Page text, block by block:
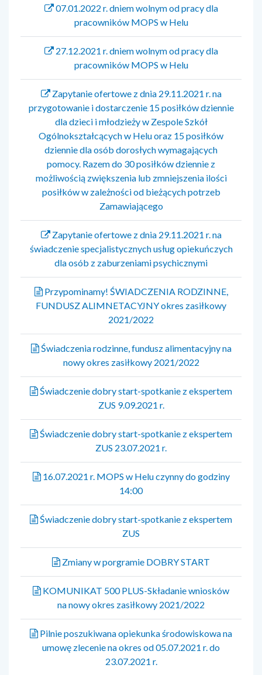
07.01.2022 r. dniem wolnym od pracy dla
pracowników MOPS w Helu
27.12.2021 r. dniem wolnym od pracy dla
pracowników MOPS w Helu
Zapytanie ofertowe z dnia 29.11.2021 r. na
przygotowanie i dostarczenie 15 posiłków dziennie
dla dzieci i młodzieży w Zespole Szkół
Ogólnokształcących w Helu oraz 15 posiłków
dziennie dla osób dorosłych wymagających
pomocy. Razem do 30 posiłków dziennie z
możliwością zwiększenia lub zmniejszenia ilości
posiłków w zależności od bieżących potrzeb
Zamawiającego
Zapytanie ofertowe z dnia 29.11.2021 r. na
świadczenie specjalistycznych usług opiekuńczych
dla osób z zaburzeniami psychicznymi
Przypominamy! ŚWIADCZENIA RODZINNE,
FUNDUSZ ALIMNETACYJNY okres zasiłkowy
2021/2022
Świadczenia rodzinne, fundusz alimentacyjny na
nowy okres zasiłkowy 2021/2022
Świadczenie dobry start-spotkanie z ekspertem
ZUS 9.09.2021 r.
Świadczenie dobry start-spotkanie z ekspertem
ZUS 23.07.2021 r.
16.07.2021 r. MOPS w Helu czynny do godziny
14:00
Świadczenie dobry start-spotkanie z ekspertem
ZUS
Zmiany w porgramie DOBRY START
KOMUNIKAT 500 PLUS-Składanie wniosków
na nowy okres zasiłkowy 2021/2022
Pilnie poszukiwana opiekunka środowiskowa na
umowę zlecenie na okres od 05.07.2021 r. do
23.07.2021 r.